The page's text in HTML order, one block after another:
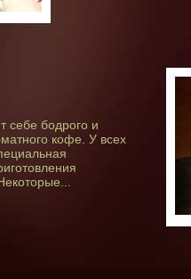
себе бодрого и
кофе. У всех